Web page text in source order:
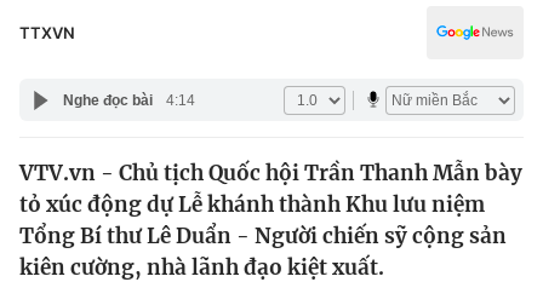
Pháp luật
Y tế
Thế giới
Tin tức
Thế giới đó đây
Kinh tế
TTXVN
Nghe đọc bài 4:14
VTV.vn - Chủ tịch Quốc hội Trần Thanh Mẫn bày
tỏ xúc động dự Lễ khánh thành Khu lưu niệm
Tổng Bí thư Lê Duẩn - Người chiến sỹ cộng sản
kiên cường, nhà lãnh đạo kiệt xuất.